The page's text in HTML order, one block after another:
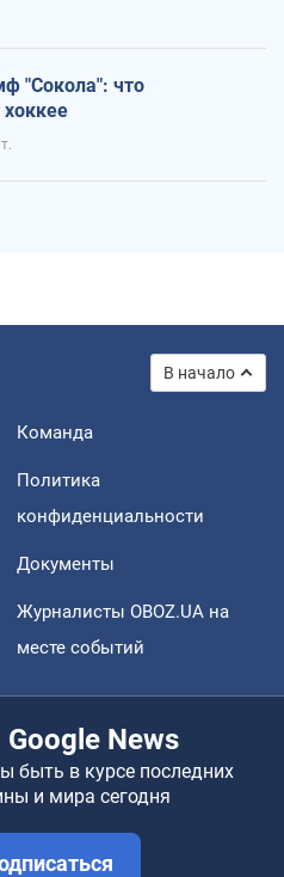
"Сокола": что
В начало
Команда
Политика
конфиденциальности
Документы
Журналисты OBOZ.UA на
месте событий
Google News
быть в курсе последних
и мира сегодня